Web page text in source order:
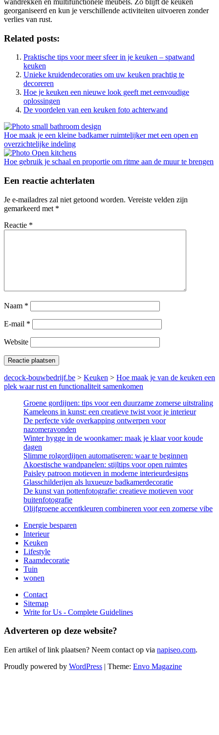
georganiseerd en kun je verschillende activiteiten uitvoeren zonder
verlies van rust.
Related posts:
Praktische tips voor meer sfeer in je keuken – spatwand
keuken
Unieke kruidendecoraties om uw keuken prachtig te
decoreren
Hoe je keuken een nieuwe look geeft met eenvoudige
oplossingen
De voordelen van een keuken foto achterwand
Hoe maak je een kleine badkamer ruimtelijker met een open en
overzichtelijke indeling
Hoe gebruik je schaal en proportie om ritme aan de muur te brengen
Een reactie achterlaten
Je e-mailadres zal niet getoond worden. Vereiste velden zijn
gemarkeerd met *
Reactie *
Naam *
E-mail *
Website
decock-bouwbedrijf.be > Keuken > Hoe maak je van de keuken een
plek waar rust en functionaliteit samenkomen
Groene gordijnen: tips voor een duurzame zomerse uitstraling
Kameleons in kunst: een creatieve twist voor je interieur
De perfecte vide overkapping ontwerpen voor
nazomeravonden
Winter hygge in de woonkamer: maak je klaar voor koude
dagen
Slimme rolgordijnen automatiseren: waar te beginnen
Akoestische wandpanelen: stijltips voor open ruimtes
Paisley patroon motieven in moderne interieurdesigns
Glasschilderijen als luxueuze badkamerdecoratie
De kunst van pottenfotografie: creatieve motieven voor
buitenfotografie
Olijfgroene accentkleuren combineren voor een zomerse vibe
Energie besparen
Interieur
Keuken
Lifestyle
Raamdecoratie
Tuin
wonen
Contact
Sitemap
Write for Us - Complete Guidelines
Adverteren op deze website?
Een artikel of link plaatsen? Neem contact op via napiseo.com.
Proudly powered by WordPress | Theme: Envo Magazine